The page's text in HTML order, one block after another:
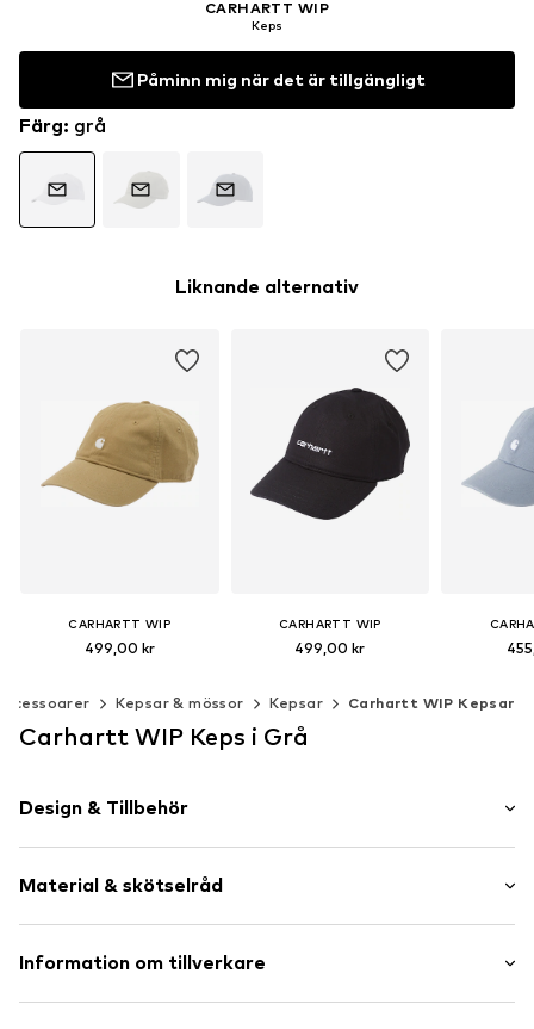
CARHARTT WIP
Keps
Påminn mig när det är tillgängligt
Färg: grå
Liknande alternativ
CARHARTT WIP
499,00 kr
Lägg till i varukorgen
CARHARTT WIP
499,00 kr
Lägg till i varukorgen
Kepsar & mössor Kepsar Carhartt WIP Kepsar
Carhartt WIP Keps i Grå
Design & Tillbehör
Canvas
Ton-i ton-sömmar
Mjukt grepp
Material & skötselråd
Material: 100% Bomull
Handtvätt
Information om tillverkare